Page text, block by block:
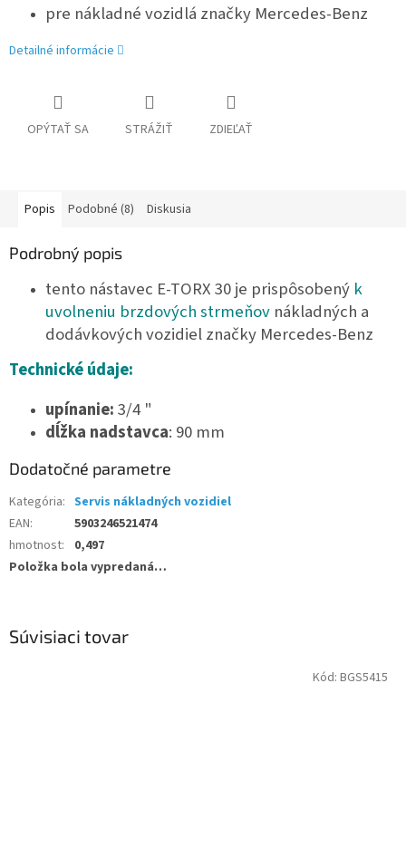
pre nákladné vozidlá značky Mercedes-Benz
Detailné informácie
OPÝTAŤ SA STRÁŽIŤ ZDIEĽAŤ
Súvisiaci tovar
Kód: BGS5415
Popis Podobné (8) Diskusia
Podrobný popis
tento nástavec E-TORX 30 je prispôsobený k
uvolneniu brzdových strmeňov nákladných a
dodávkových vozidiel značky Mercedes-Benz
Technické údaje:
upínanie:3/4 "
dĺžka nadstavca: 90 mm
Dodatočné parametre
Kategória: Servis nákladných vozidiel
EAN:
5903246521474
hmotnost:
0,497
Položka bola vypredaná…